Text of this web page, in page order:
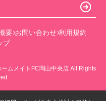
要 お問い合わせ 利用規約
プ
ムメイトFC岡山中央店 All Rights